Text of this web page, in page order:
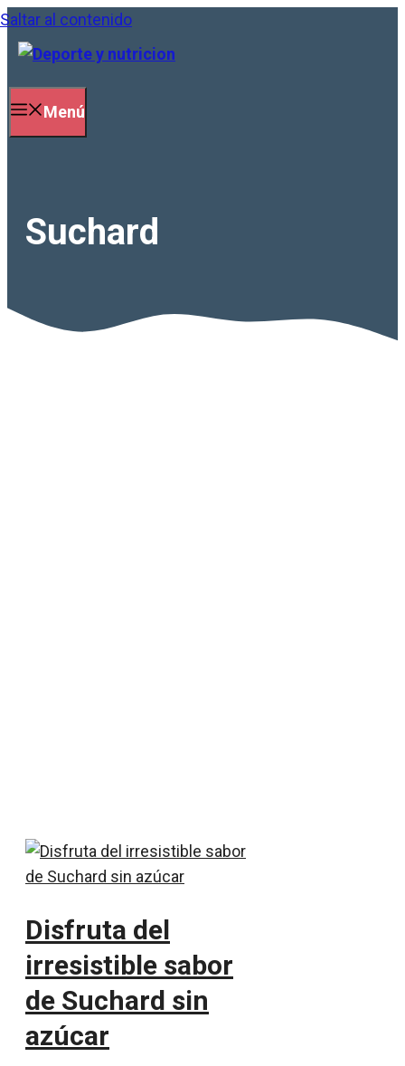
Saltar al contenido
Menú
Suchard
Disfruta del
irresistible sabor
de Suchard sin
azúcar